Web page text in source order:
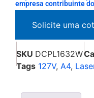
empresa contribuinte
SKU DCPL1632W
Tags 127V, A4,